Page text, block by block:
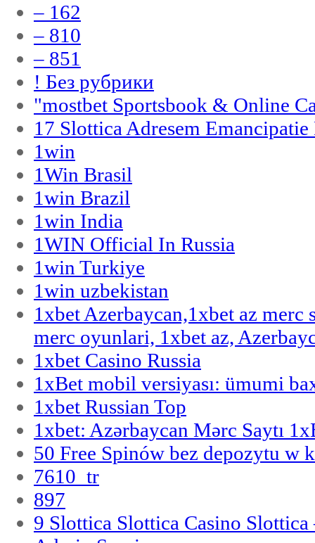
– 162
– 810
– 851
! Без рубрики
"‎mostbet Sportsbook & Online
17 Slottica Adresem
1win
1Win Brasil
1win Brazil
1win India
1WIN Official In Russia
1win Turkiye
1win uzbekistan
1xbet Azerbaycan,1xbet az merc
merc oyunlari, 1xbet az,
1xbet Casino Russia
1xBet mobil versiyası: ümumi
1xbet Russian Top
1xbet: Azərbaycan Mərc Saytı
50 Free Spinów bez depozytu w
7610_tr
897
9 Slottica Slottica Casino Slottica